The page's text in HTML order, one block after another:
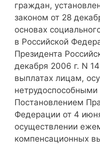
граждан,
законом от 28
основах
в Российской
Президента
декабря 2006 г. N
выплатах лицам,
Постановлением
Федерации от 4
осуществлении
компенсационных